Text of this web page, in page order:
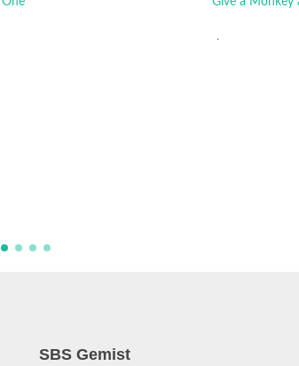
SBS Gemist